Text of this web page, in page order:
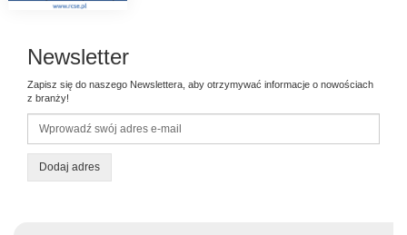
Newsletter
Zapisz się do naszego Newslettera, aby otrzymywać informacje o nowościach
z branży!
Dodaj adres